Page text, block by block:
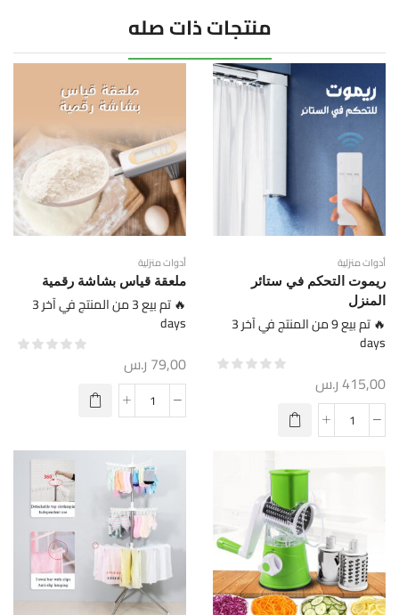
منتجات ذات صله
أدوات منزلية
ريموت التحكم في ستائر
المنزل
🔥 تم بيع 9 من المنتج في آخر 3
days
415,00ر.س
أدوات منزلية
ملعقة قياس بشاشة رقمية
🔥 تم بيع 3 من المنتج في آخر 3
days
79,00 ر.س